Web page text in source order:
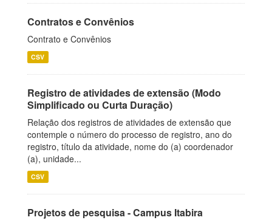
Contratos e Convênios
Contrato e Convênios
CSV
Registro de atividades de extensão (Modo
Simplificado ou Curta Duração)
Relação dos registros de atividades de extensão que
contemple o número do processo de registro, ano do
registro, título da atividade, nome do (a) coordenador
(a), unidade...
CSV
Projetos de pesquisa - Campus Itabira